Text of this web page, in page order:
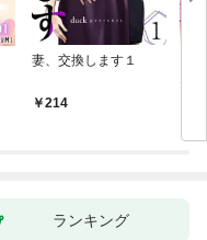
妻、交換します１
214
な
ランキング